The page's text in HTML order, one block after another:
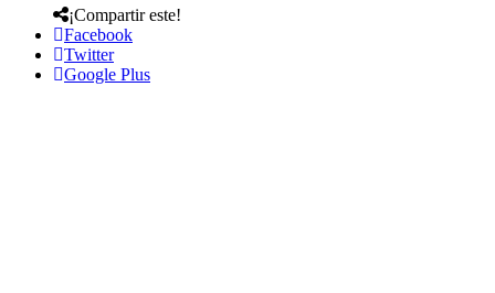
¡Compartir este!
Facebook
Twitter
Google Plus